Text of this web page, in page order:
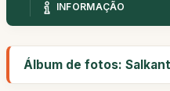
INFORMAÇÃO
Álbum de fotos: